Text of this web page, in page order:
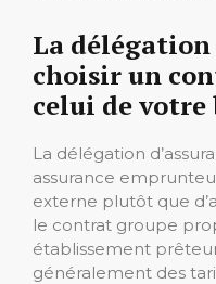
La délégation
choisir un
celui de votre
La délégation
assurance
externe plutôt que
le contrat groupe
établissement
généralement des